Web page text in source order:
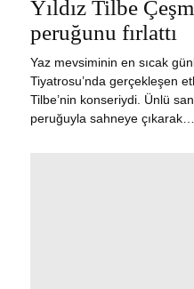
Yıldız Tilbe
peruğunu fırlattı
Yaz mevsiminin en sıcak
Tiyatrosu’nda gerçekleşen
Tilbe’nin konseriydi. Ünlü
peruğuyla sahneye çıkarak…